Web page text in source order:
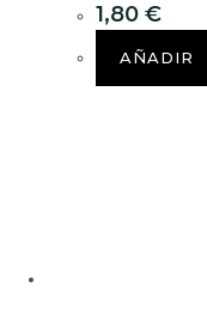
1,80 €
AÑADIR